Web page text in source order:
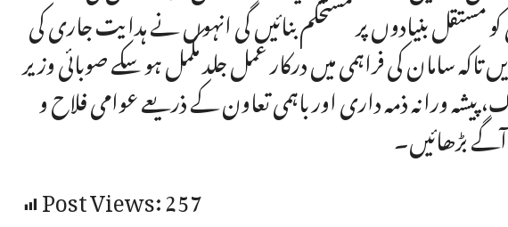
مستقل بنیادوں پر مستحکم بنائیں گی انہوں نے ہدایت جاری کی
تاکہ سامان کی فراہمی میں درکار عمل جلد مکمل ہو سکے صوبائی وزیر
پیشہ ورانہ ذمہ داری اور باہمی تعاون کے ذریعے عوامی فلاح و
بڑھائیں۔
Post Views:257